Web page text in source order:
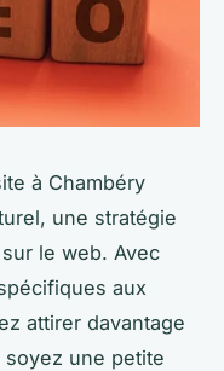
à Chambéry
une stratégie
le web. Avec
aux
attirer davantage
une petite